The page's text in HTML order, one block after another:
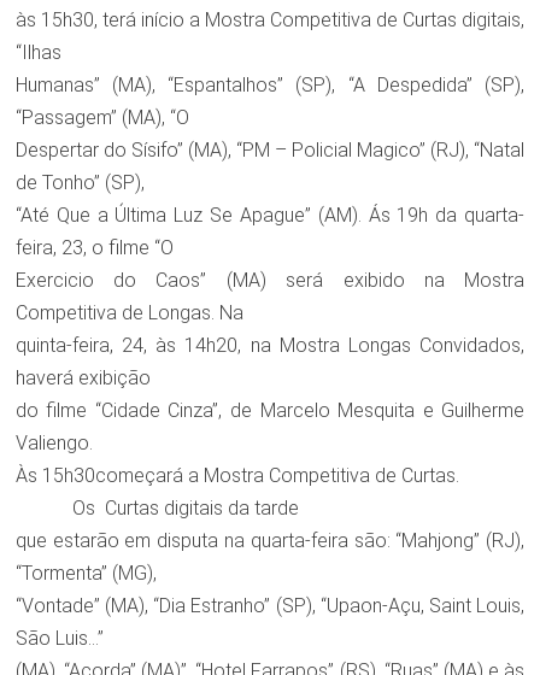
às 15h30, terá início a Mostra Competitiva de Curtas digitais,
“Ilhas
Humanas” (MA), “Espantalhos” (SP), “A Despedida” (SP),
“Passagem” (MA), “O
Despertar do Sísifo” (MA), “PM – Policial Magico” (RJ), “Natal
de Tonho” (SP),
“Até Que a Última Luz Se Apague” (AM). Ás 19h da quarta-
feira, 23, o filme “O
Exercicio do Caos” (MA) será exibido na Mostra
Competitiva de Longas. Na
quinta-feira, 24, às 14h20, na Mostra Longas Convidados,
haverá exibição
do filme “Cidade Cinza”, de Marcelo Mesquita e Guilherme
Valiengo.
Às 15h30começará a Mostra Competitiva de Curtas.
Os Curtas digitais da tarde
que estarão em disputa na quarta-feira são: “Mahjong” (RJ),
“Tormenta” (MG),
“Vontade” (MA), “Dia Estranho” (SP), “Upaon-Açu, Saint Louis,
São Luis…”